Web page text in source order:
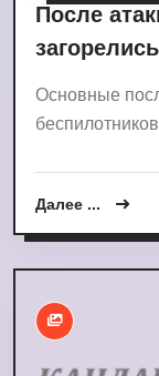
После
Основные
Далее ...